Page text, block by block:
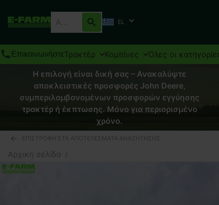
EL
ΕπικοινωνήστεΤρακτέρ Κομπίνες
Όλες οι
Η επιλογή είναι δική σας – Ανακαλύψτε
αποκλειστικές προσφορές John Deere,
συμπεριλαμβανομένων προσφορών εγγύησης
τρακτέρ ή έκπτωσης. Μόνο για περιορισμένο
χρόνο.
ΕΠΙΣΤΡΟΦΉ ΣΤΑ ΑΠΟΤΕΛΈΣΜΑΤΑ ΑΝΑΖΉΤΗΣΗΣ
Αρχική σελίδα /